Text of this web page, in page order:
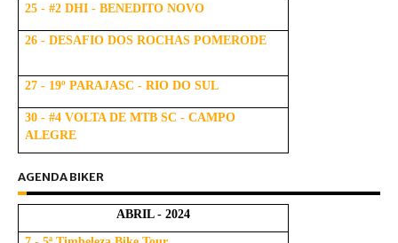
25 - #2 DHI - BENEDITO NOVO
26 - DESAFIO DOS ROCHAS POMERODE
27 - 19º PARAJASC - RIO DO SUL
30 - #4 VOLTA DE MTB SC - CAMPO
ALEGRE
AGENDA BIKER
ABRIL - 2024